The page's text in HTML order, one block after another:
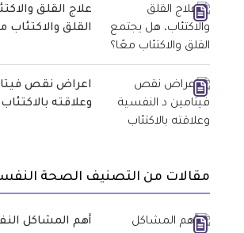
علاج القلق
القلق والاكتئاب
اعراض نقص
وعلاقته بالاكتئاب
مقالات من التصنيف الصحة
أهم المشاكل